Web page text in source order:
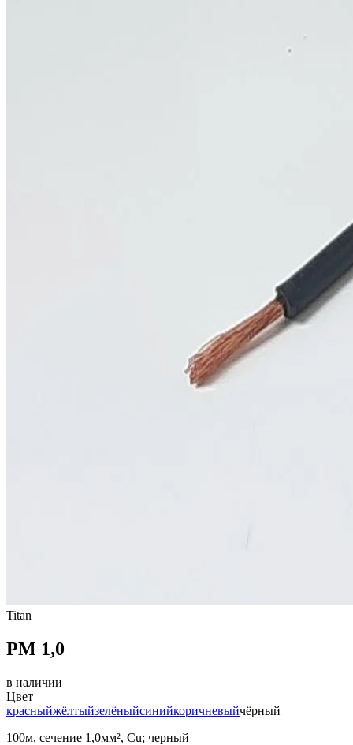
Titan
PM 1,0
в наличии
Цвет
красныйжёлтыйзелёныйсинийкоричневыйчёрный
100м, сечение 1,0мм², Cu; черный